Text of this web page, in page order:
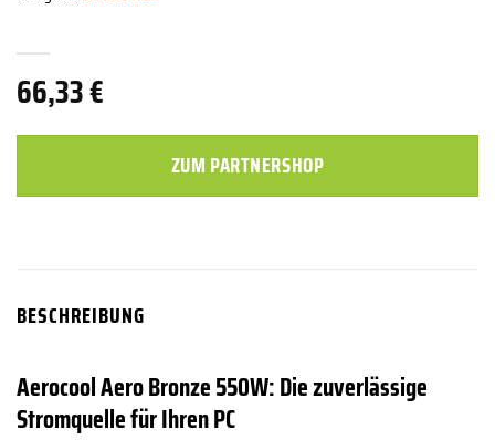
66,33€
ZUM PARTNERSHOP
BESCHREIBUNG
Aerocool Aero Bronze 550W: Die zuverlässige
Stromquelle für Ihren PC